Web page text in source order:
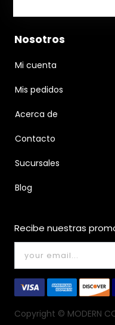
Nosotros
Mi cuenta
Mis pedidos
Acerca de
Contacto
Sucursales
Blog
Recibe nuestras
Copyright © MODERN